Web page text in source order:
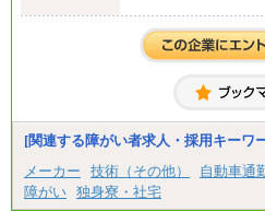
大学院修了・大学
短期大学・専門学
慮して給与を決定い
※試用期間中も給与
中途：
（1）事務職（総合
合職・正社員）
月給 208,000円
経験、能力等を考
試用期間中も給与
[関連する障がい者求人・採用キーワ
メーカー
技術（その他） 自動車通
障がい 独身寮・社宅